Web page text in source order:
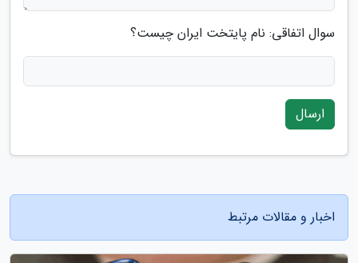
سوال اتفاقی: نام پایتخت ایران چیست؟
ارسال
اخبار و مقالات مرتبط